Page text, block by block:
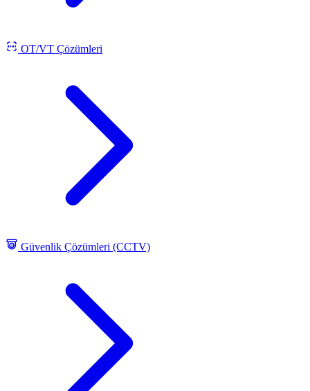
OT/VT Çözümleri
Güvenlik Çözümleri (CCTV)